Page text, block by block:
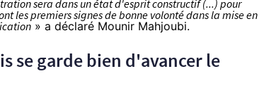
sera dans un état d'esprit constructif (...) pour
les premiers signes de bonne volonté dans la mise en
» a déclaré Mounir Mahjoubi.
se garde bien d'avancer le